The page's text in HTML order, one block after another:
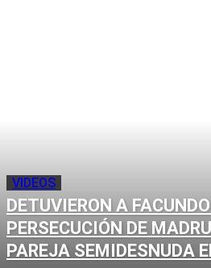
VIDEOS
DETUVIERON A
PERSECUCIÓN DE
PAREJA SEMIDESNUDA